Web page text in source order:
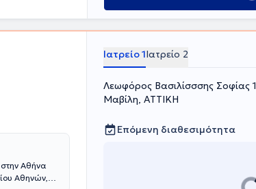
στην Αθήνα
Αθηνών,
Ιατρείο 1Ιατρείο 2
Λεωφόρος Βασιλίσσσης Σοφίας
Μαβίλη, ΑΤΤΙΚΗ
Επόμενη διαθεσιμότητα